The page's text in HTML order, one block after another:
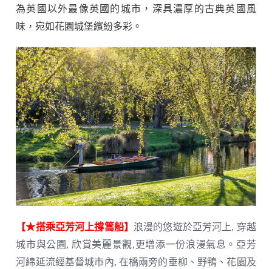
為英國以外最像英國的城市，深具濃厚的古典英國風
味，宛如花園城堡繽紛多彩。
【★搭乘亞芳河上撐篙船】
浪漫的悠遊於亞芳河上, 穿越
城市與公園, 欣賞美麗景觀,更增添一份浪漫氣息。亞芳
河綿延流經基督城市內, 在橋兩旁的垂柳、野鴨、花園及